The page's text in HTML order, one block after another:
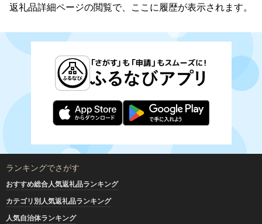
返礼品詳細ページの閲覧で、ここに履歴が表示されます。
ランキングでさがす
おすすめ総合人気返礼品ランキング
カテゴリ別人気返礼品ランキング
人気自治体ランキング